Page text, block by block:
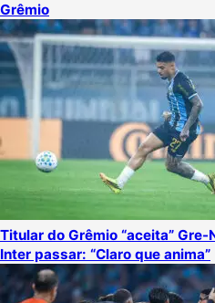
Grêmio
Titular do Grêmio “aceita”
Inter passar: “Claro que anima”